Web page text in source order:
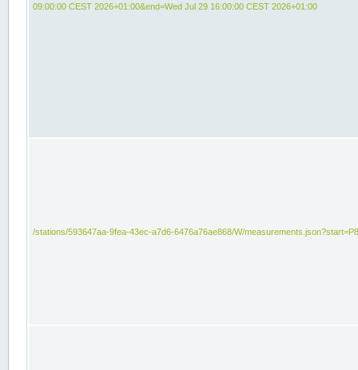
09:00:00 CEST 2026+01:00&end=Wed Jul 29 16:00:00 CEST 2026+01:00
/stations/593647aa-9fea-43ec-a7d6-6476a76ae868/W/